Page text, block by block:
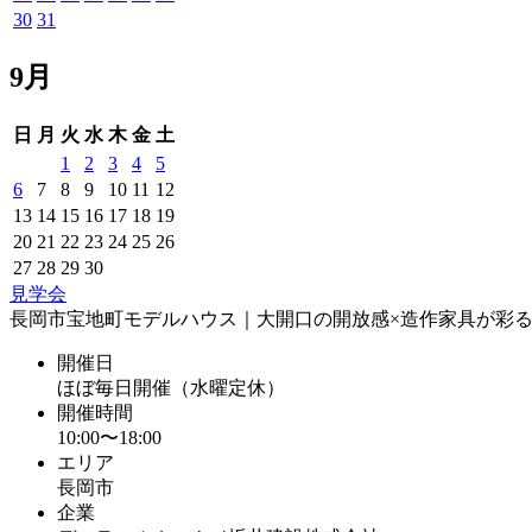
30 31
9月
日 月 火 水 木 金 土
1
2 3 4
5
6
7 8 9 10 11 12
13 14 15 16 17 18 19
20 21 22 23 24 25 26
27 28 29 30
見学会
長岡市宝地町モデルハウス｜大開口の開放感×造作家具が彩
開催日
ほぼ毎日開催（水曜定休）
開催時間
10:00〜18:00
エリア
長岡市
企業